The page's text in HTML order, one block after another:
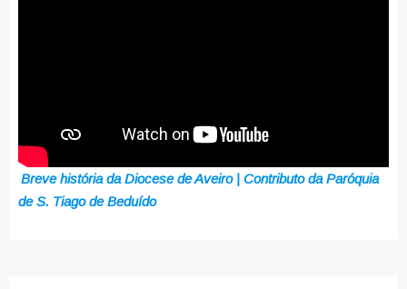
Breve história da Diocese de Aveiro | Contributo da Paróquia
de S. Tiago de Beduído